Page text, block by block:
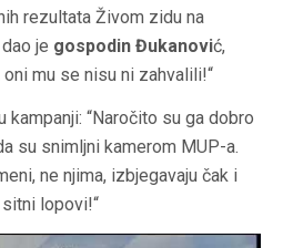
rezultata Živom zidu na
je gospodin Đukanović,
mu se nisu ni zahvalili!“
kampanji: “Naročito su ga dobro
su snimljni kamerom MUP-a.
ne njima, izbjegavaju čak i
lopovi!“